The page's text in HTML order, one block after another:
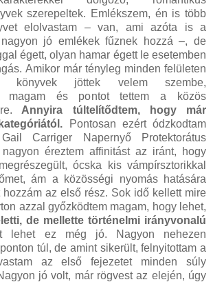
szerepeltek. Emlékszem, én is több
elolvastam – van, ami azóta is a
jó emlékek fűznek hozzá –, de
égett, olyan hamar égett le esetemben
Amikor már tényleg minden felületen
jöttek velem szembe,
magam és pontot tettem a közös
Annyira túltelítődtem, hogy már
Pontosan ezért ódzkodtam
Carriger Napernyő Protektorátus
éreztem affinitást az iránt, hogy
ócska kis vámpírsztorikkal
ám a közösségi nyomás hatására
hozzám az első rész. Sok idő kellett mire
azzal győzködtem magam, hogy lehet,
de mellette történelmi irányvonalú
lehet ez még jó. Nagyon nehezen
túl, de amint sikerült, felnyitottam a
az első fejezetet minden súly
jó volt, már rögvest az elején, úgy